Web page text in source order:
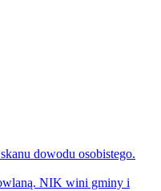
dowodu osobistego.
NIK wini gminy i